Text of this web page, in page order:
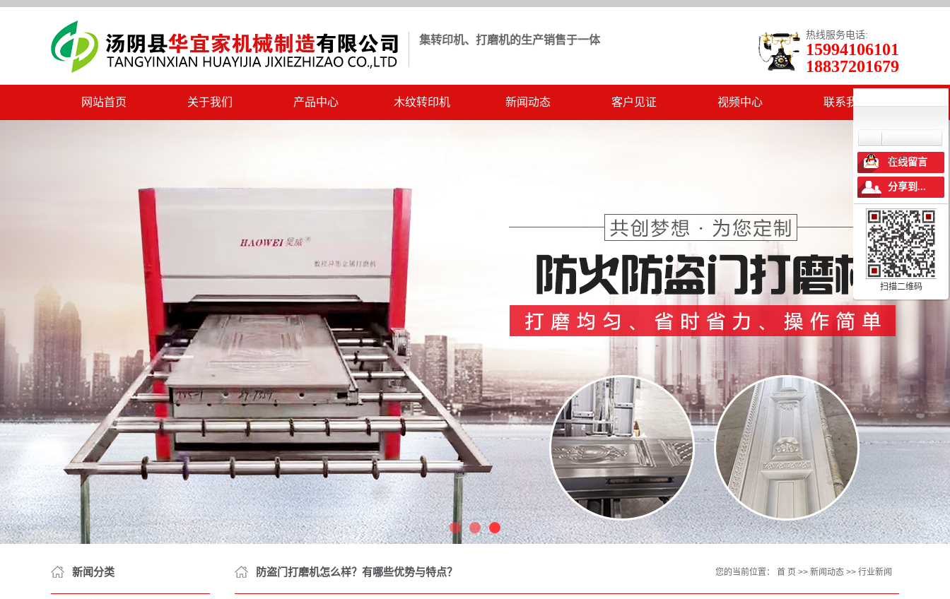
集转印机、打磨机的生产销售于一体 热线服务电话:
15994106101
18837201679
网站首页 关于我们 产品中心
门框转印机
型材转印机
文件柜转印机
防火防盗门整体打磨机
木纹转印机 新闻动态 客户见证 视频中心 联系我们
1 2 3
新闻分类 防盗门打磨机怎么样？有哪些优势与特点？​ 您的当前位置： 首 页 >> 新闻动态 >> 行业新闻
qq号
在线留言
分享到...
扫描二维码